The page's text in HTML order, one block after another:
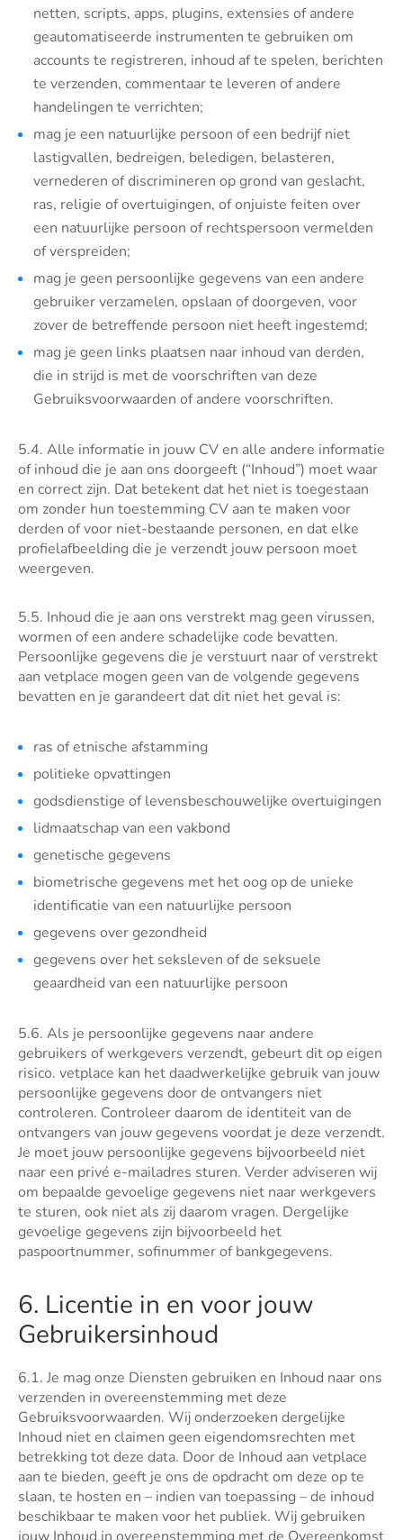
netten, scripts, apps, plugins, extensies of andere
geautomatiseerde instrumenten te gebruiken om
accounts te registreren, inhoud af te spelen, berichten
te verzenden, commentaar te leveren of andere
handelingen te verrichten;
mag je een natuurlijke persoon of een bedrijf niet
lastigvallen, bedreigen, beledigen, belasteren,
vernederen of discrimineren op grond van geslacht,
ras, religie of overtuigingen, of onjuiste feiten over
een natuurlijke persoon of rechtspersoon vermelden
of verspreiden;
mag je geen persoonlijke gegevens van een andere
gebruiker verzamelen, opslaan of doorgeven, voor
zover de betreffende persoon niet heeft ingestemd;
mag je geen links plaatsen naar inhoud van derden,
die in strijd is met de voorschriften van deze
Gebruiksvoorwaarden of andere voorschriften.
5.4. Alle informatie in jouw CV en alle andere informatie
of inhoud die je aan ons doorgeeft (“Inhoud”) moet waar
en correct zijn. Dat betekent dat het niet is toegestaan
om zonder hun toestemming CV aan te maken voor
derden of voor niet-bestaande personen, en dat elke
profielafbeelding die je verzendt jouw persoon moet
weergeven.
5.5. Inhoud die je aan ons verstrekt mag geen virussen,
wormen of een andere schadelijke code bevatten.
Persoonlijke gegevens die je verstuurt naar of verstrekt
aan vetplace mogen geen van de volgende gegevens
bevatten en je garandeert dat dit niet het geval is:
ras of etnische afstamming
politieke opvattingen
godsdienstige of levensbeschouwelijke overtuigingen
lidmaatschap van een vakbond
genetische gegevens
biometrische gegevens met het oog op de unieke
identificatie van een natuurlijke persoon
gegevens over gezondheid
gegevens over het seksleven of de seksuele
geaardheid van een natuurlijke persoon
5.6. Als je persoonlijke gegevens naar andere
gebruikers of werkgevers verzendt, gebeurt dit op eigen
risico. vetplace kan het daadwerkelijke gebruik van jouw
persoonlijke gegevens door de ontvangers niet
controleren. Controleer daarom de identiteit van de
ontvangers van jouw gegevens voordat je deze verzendt.
Je moet jouw persoonlijke gegevens bijvoorbeeld niet
naar een privé e-mailadres sturen. Verder adviseren wij
om bepaalde gevoelige gegevens niet naar werkgevers
te sturen, ook niet als zij daarom vragen. Dergelijke
gevoelige gegevens zijn bijvoorbeeld het
paspoortnummer, sofinummer of bankgegevens.
6. Licentie in en voor jouw
Gebruikersinhoud
6.1. Je mag onze Diensten gebruiken en Inhoud naar ons
verzenden in overeenstemming met deze
Gebruiksvoorwaarden. Wij onderzoeken dergelijke
Inhoud niet en claimen geen eigendomsrechten met
betrekking tot deze data. Door de Inhoud aan vetplace
aan te bieden, geeft je ons de opdracht om deze op te
slaan, te hosten en – indien van toepassing – de inhoud
beschikbaar te maken voor het publiek. Wij gebruiken